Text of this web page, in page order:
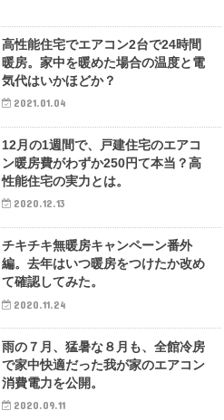
高性能住宅でエアコン2台で24時間
暖房。家中を暖めた場合の温度と電
気代はいかほどか？
2021.01.04
12月の1週間で、戸建住宅のエアコ
ン暖房費がわずか250円て本当？高
性能住宅の実力とは。
2020.12.13
チキチキ無暖房キャンペーン番外
編。去年はいつ暖房をつけたか改め
て確認してみた。
2020.11.24
雨の７月、猛暑な８月も、全館冷房
で家中快適だった我が家のエアコン
消費電力を公開。
2020.09.11